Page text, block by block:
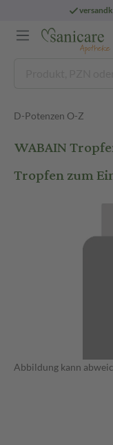
D-Potenzen O-Z
WABAIN
Tropfen zum
Abbildung kann